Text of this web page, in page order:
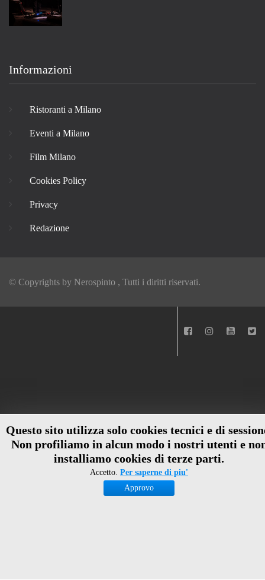
Questo sito utilizza solo cookies tecnici e di
Non profiliamo in alcun modo i nostri utenti e
installiamo cookies di terze parti.
Accetto. Per saperne di piu'
Approvo
Informazioni
Ristoranti a Milano
Eventi a Milano
Film Milano
Cookies Policy
Privacy
Redazione
© Copyrights by Nerospinto , Tutti i diritti riservati.